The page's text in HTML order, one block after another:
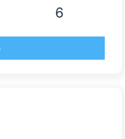
6